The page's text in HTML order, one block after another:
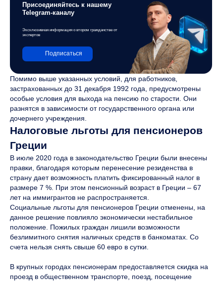
Присоединяйтесь к нашему
Telegram-каналу
Эксклюзивная информация о втором гражданстве от
экспертов
Подписаться
Помимо выше указанных условий, для работников,
застрахованных до 31 декабря 1992 года, предусмотрены
особые условия для выхода на пенсию по старости. Они
разнятся в зависимости от государственного органа или
дочернего учреждения.
Налоговые льготы для пенсионеров
Греции
В июле 2020 года в законодательство Греции были внесены
правки, благодаря которым перенесение резиденства в
страну дает возможность платить фиксированный налог в
размере 7 %. При этом пенсионный возраст в Греции – 67
лет на иммигрантов не распространяется.
Социальные льготы для пенсионеров Греции отменены, на
данное решение повлияло экономически нестабильное
положение. Пожилых граждан лишили возможности
безлимитного снятия наличных средств в банкоматах. Со
счета нельзя снять свыше 60 евро в сутки.
В крупных городах пенсионерам предоставляется скидка на
проезд в общественном транспорте, поезд, посещение